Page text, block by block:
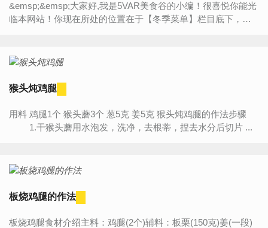
&emsp;&emsp;大家好,我是5VAR美食谷的小编！很喜悦你能光
临本网站！你现在所处的位置在于【冬季菜单】栏目底下，今
猴头炖鸡腿
用料 鸡腿1个 猴头蘑3个 葱5克 姜5克 猴头炖鸡腿的作法步骤
1.干猴头蘑用水泡发，洗净，去根蒂，捏去水分后切片 ...
板烧鸡腿的作法
板烧鸡腿食材介绍主料：鸡腿(2个)辅料：板栗(150克)姜(一段)